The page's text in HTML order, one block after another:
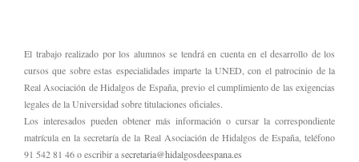
El trabajo realizado por los alumnos se tendrá en cuenta en el desarrollo de los
cursos que sobre estas especialidades imparte la UNED, con el patrocinio de la
Real Asociación de Hidalgos de España, previo el cumplimiento de las exigencias
legales de la Universidad sobre titulaciones oficiales.
Los interesados pueden obtener más información o cursar la correspondiente
matrícula en la secretaría de la Real Asociación de Hidalgos de España, teléfono
91 542 81 46 o escribir asecretaria@hidalgosdeespana.es